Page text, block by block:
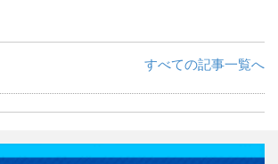
すべての記事一覧へ